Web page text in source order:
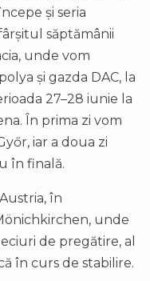
și seria
săptămânii
unde vom
și gazda DAC, la
27–28 iunie la
În prima zi vom
iar a doua zi
în finală.
în
unde
de pregătire, al
în curs de stabilire.